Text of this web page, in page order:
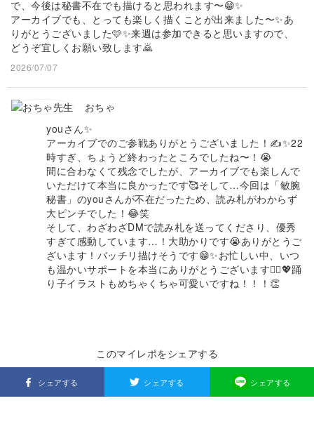
で、今後は秘書不在でも描けると思われます〜😁✨
アーカイブでも、とっても楽しく描くことが出来ました〜✨あ
りがとうございました🩷✨来週は参加できると思いますので、
どうぞ宜しくお願い致します🙇
2026/07/07
おちゃ
youさん✨
アーカイブでのご参戦ありがとうございました！✍️✨22
時すぎ、ちょうど終わったところでしたね〜！😭
間に合わなくて残念でしたが、アーカイブでも楽しんで
いただけて本当に良かったです🥰そして…今回は「敏腕
秘書」のyouさんが不在だったため、読み札がわからず
大ピンチでした！😂笑
そして、わざわざDMで読み札を送ってくださり、優秀
すぎて感動しています…！大助かりです😭ありがとうご
ざいます！バッチリ描けそうです😁✨お忙しい中、いつ
も温かいサポートを本当にありがとうございます🙇‍♀️💖踊
り子イラストもめちゃくちゃ可愛いですね！！！👏
このマイレポをシェアする
シェアする シェアする シェアする